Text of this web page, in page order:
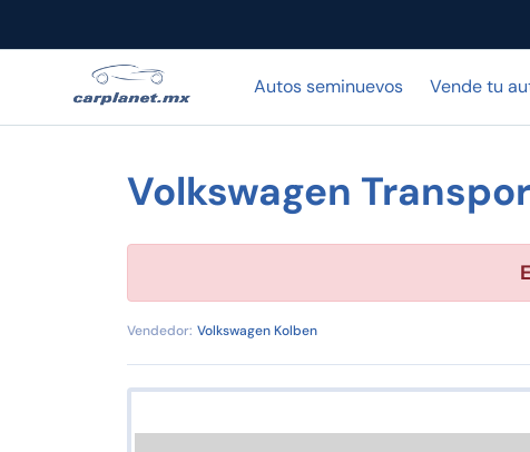
Autos seminuevos Vende tu
Volkswagen
Vendedor: Volkswagen Kolben